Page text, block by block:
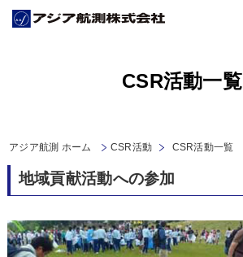
CSR活動一覧
アジア航測 ホーム CSR活動 CSR活動一覧
地域貢献活動への参加